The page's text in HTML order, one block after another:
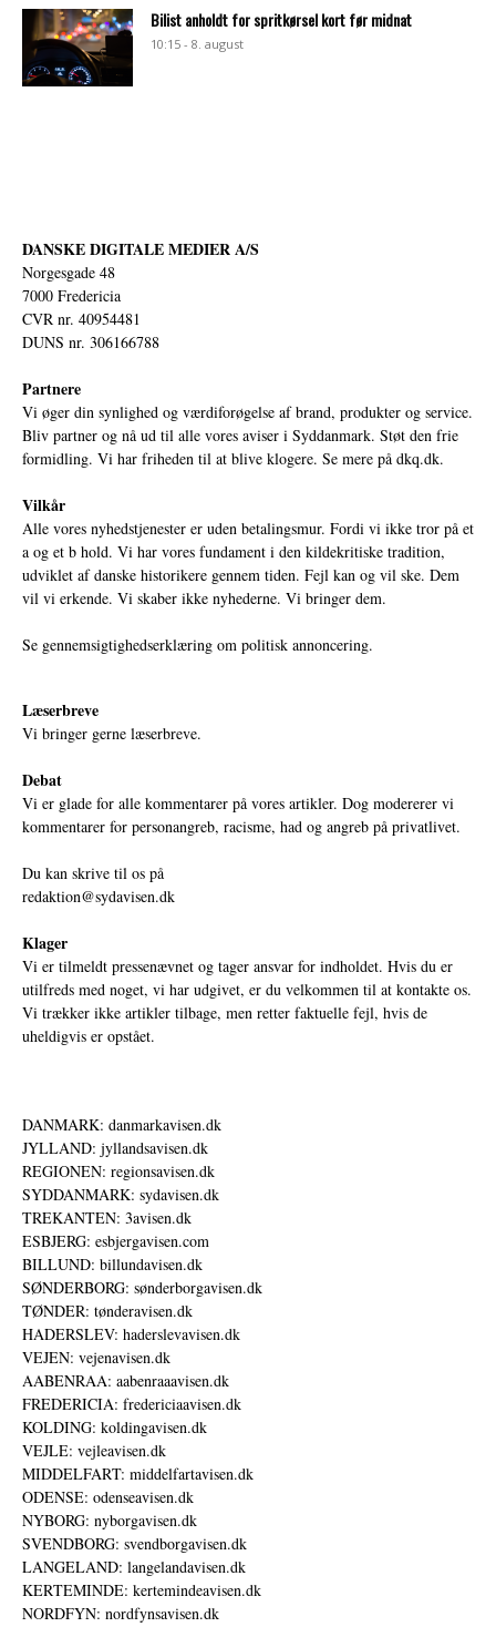
Bilist anholdt for spritkørsel kort før midnat
10:15 - 8. august
DANSKE DIGITALE MEDIER A/S
Norgesgade 48
7000 Fredericia
CVR nr. 40954481
DUNS nr. 306166788
Partnere
Vi øger din synlighed og værdiforøgelse af brand, produkter og service.
Bliv partner og nå ud til alle vores aviser i Syddanmark. Støt den frie
formidling. Vi har friheden til at blive klogere. Se mere på dkq.dk.
Vilkår
Alle vores nyhedstjenester er uden betalingsmur. Fordi vi ikke tror på et
a og et b hold. Vi har vores fundament i den kildekritiske tradition,
udviklet af danske historikere gennem tiden. Fejl kan og vil ske. Dem
vil vi erkende. Vi skaber ikke nyhederne. Vi bringer dem.
Se gennemsigtighedserklæring om politisk annoncering.
Læserbreve
Vi bringer gerne læserbreve.
Debat
Vi er glade for alle kommentarer på vores artikler. Dog modererer vi
kommentarer for personangreb, racisme, had og angreb på privatlivet.
Du kan skrive til os på
redaktion@sydavisen.dk
Klager
Vi er tilmeldt pressenævnet og tager ansvar for indholdet. Hvis du er
utilfreds med noget, vi har udgivet, er du velkommen til at kontakte os.
Vi trækker ikke artikler tilbage, men retter faktuelle fejl, hvis de
uheldigvis er opstået.
DANMARK: danmarkavisen.dk
JYLLAND: jyllandsavisen.dk
REGIONEN: regionsavisen.dk
SYDDANMARK: sydavisen.dk
TREKANTEN: 3avisen.dk
ESBJERG: esbjergavisen.com
BILLUND: billundavisen.dk
SØNDERBORG: sønderborgavisen.dk
TØNDER: tønderavisen.dk
HADERSLEV: haderslevavisen.dk
VEJEN: vejenavisen.dk
AABENRAA: aabenraaavisen.dk
FREDERICIA: fredericiaavisen.dk
KOLDING: koldingavisen.dk
VEJLE: vejleavisen.dk
MIDDELFART: middelfartavisen.dk
ODENSE: odenseavisen.dk
NYBORG: nyborgavisen.dk
SVENDBORG: svendborgavisen.dk
LANGELAND: langelandavisen.dk
KERTEMINDE: kertemindeavisen.dk
NORDFYN: nordfynsavisen.dk